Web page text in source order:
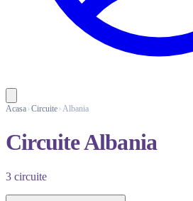
Acasa Circuite Albania
Circuite Albania
3 circuite